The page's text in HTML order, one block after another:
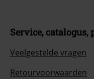
Service, catalogus,
Veelgestelde vragen
Retourvoorwaarden